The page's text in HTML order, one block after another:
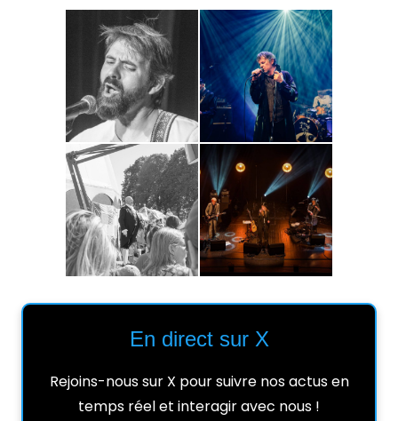
En direct sur X
Rejoins-nous sur X pour suivre nos actus en
temps réel et interagir avec nous !